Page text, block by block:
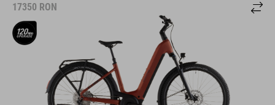
17350 RON